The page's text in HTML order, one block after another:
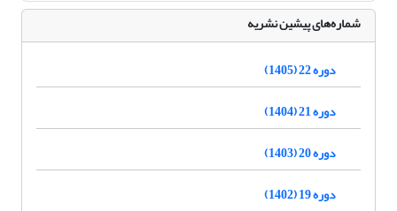
شماره‌های پیشین نشریه
دوره 22 (1405)
دوره 21 (1404)
دوره 20 (1403)
دوره 19 (1402)